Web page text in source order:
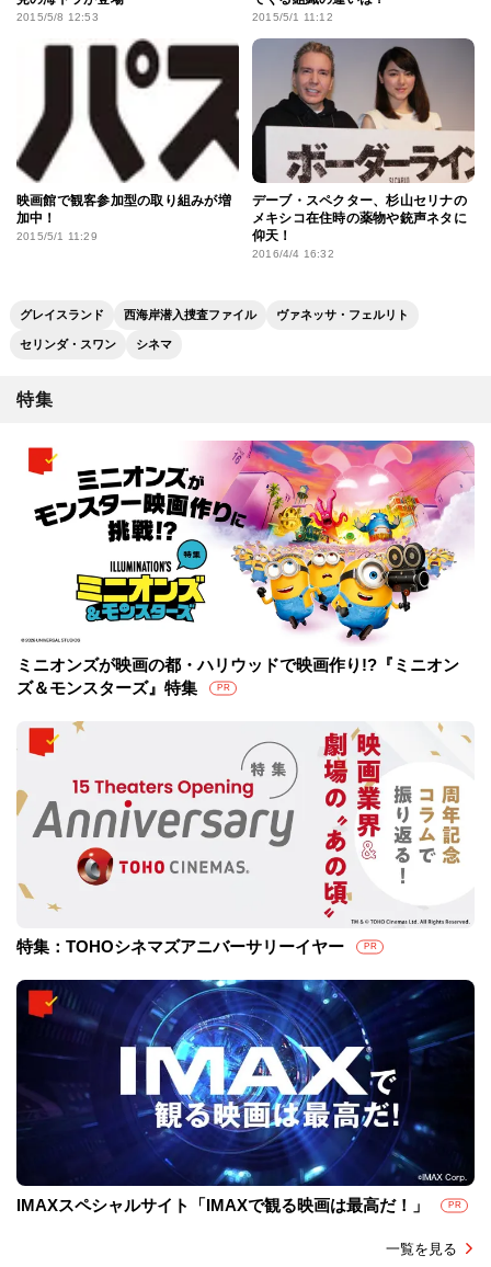
2015/5/8 12:53 2015/5/1 11:12
映画館で観客参加型の取り組みが増
加中！
2015/5/1 11:29
デーブ・スペクター、杉山セリナの
メキシコ在住時の薬物や銃声ネタに
仰天！
2016/4/4 16:32
グレイスランド 西海岸潜入捜査ファイル ヴァネッサ・フェルリト
セリンダ・スワン シネマ
特集
ミニオンズが映画の都・ハリウッドで映画作り!?『ミニオン
ズ＆モンスターズ』特集
PR
特集：TOHOシネマズアニバーサリーイヤー PR
IMAXスペシャルサイト「IMAXで観る映画は最高だ！」 PR
一覧を見る